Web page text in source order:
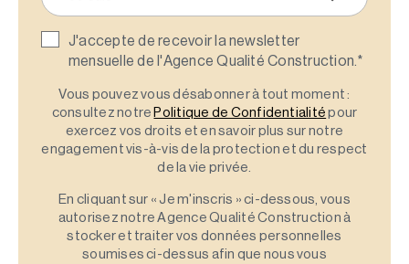
J'accepte de recevoir la newsletter
mensuelle de l'Agence Qualité Construction.*
Vous pouvez vous désabonner à tout moment :
consultez notre Politique de Confidentialité pour
exercez vos droits et en savoir plus sur notre
engagement vis-à-vis de la protection et du respect
de la vie privée.
En cliquant sur « Je m'inscris » ci-dessous, vous
autorisez notre Agence Qualité Construction à
stocker et traiter vos données personnelles
soumises ci-dessus afin que nous vous